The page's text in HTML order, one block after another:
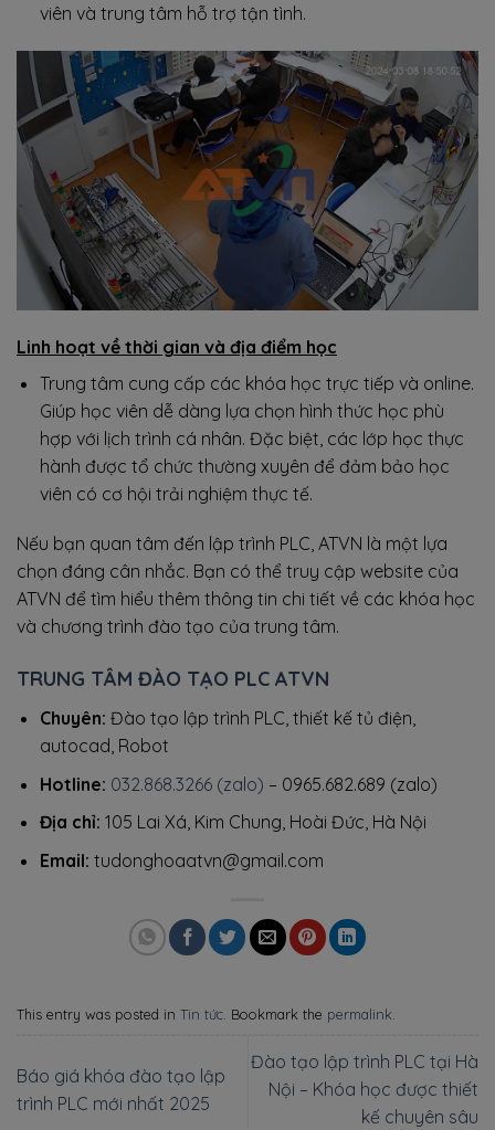
viên và trung tâm hỗ trợ tận tình.
Linh hoạt về thời gian và địa điểm học
Trung tâm cung cấp các khóa học trực tiếp và online.
Giúp học viên dễ dàng lựa chọn hình thức học phù
hợp với lịch trình cá nhân. Đặc biệt, các lớp học thực
hành được tổ chức thường xuyên để đảm bảo học
viên có cơ hội trải nghiệm thực tế.
Nếu bạn quan tâm đến lập trình PLC, ATVN là một lựa
chọn đáng cân nhắc. Bạn có thể truy cập website của
ATVN để tìm hiểu thêm thông tin chi tiết về các khóa học
và chương trình đào tạo của trung tâm.
TRUNG TÂM ĐÀO TẠO PLC ATVN
Chuyên: Đào tạo lập trình PLC, thiết kế tủ điện,
autocad, Robot
Hotline: 032.868.3266 (zalo) – 0965.682.689 (zalo)
Địa chỉ: 105 Lai Xá, Kim Chung, Hoài Đức, Hà Nội
Email: tudonghoaatvn@gmail.com
This entry was posted in Tin tức. Bookmark the permalink.
Báo giá khóa đào tạo lập
trình PLC mới nhất 2025
Đào tạo lập trình PLC tại Hà
Nội – Khóa học được thiết
kế chuyên sâu